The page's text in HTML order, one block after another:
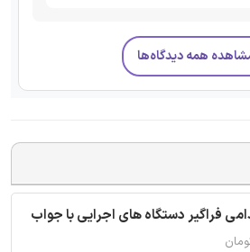
همه دیدگاه‌ها
فراگیر دستگاه های اجرایی با جواب